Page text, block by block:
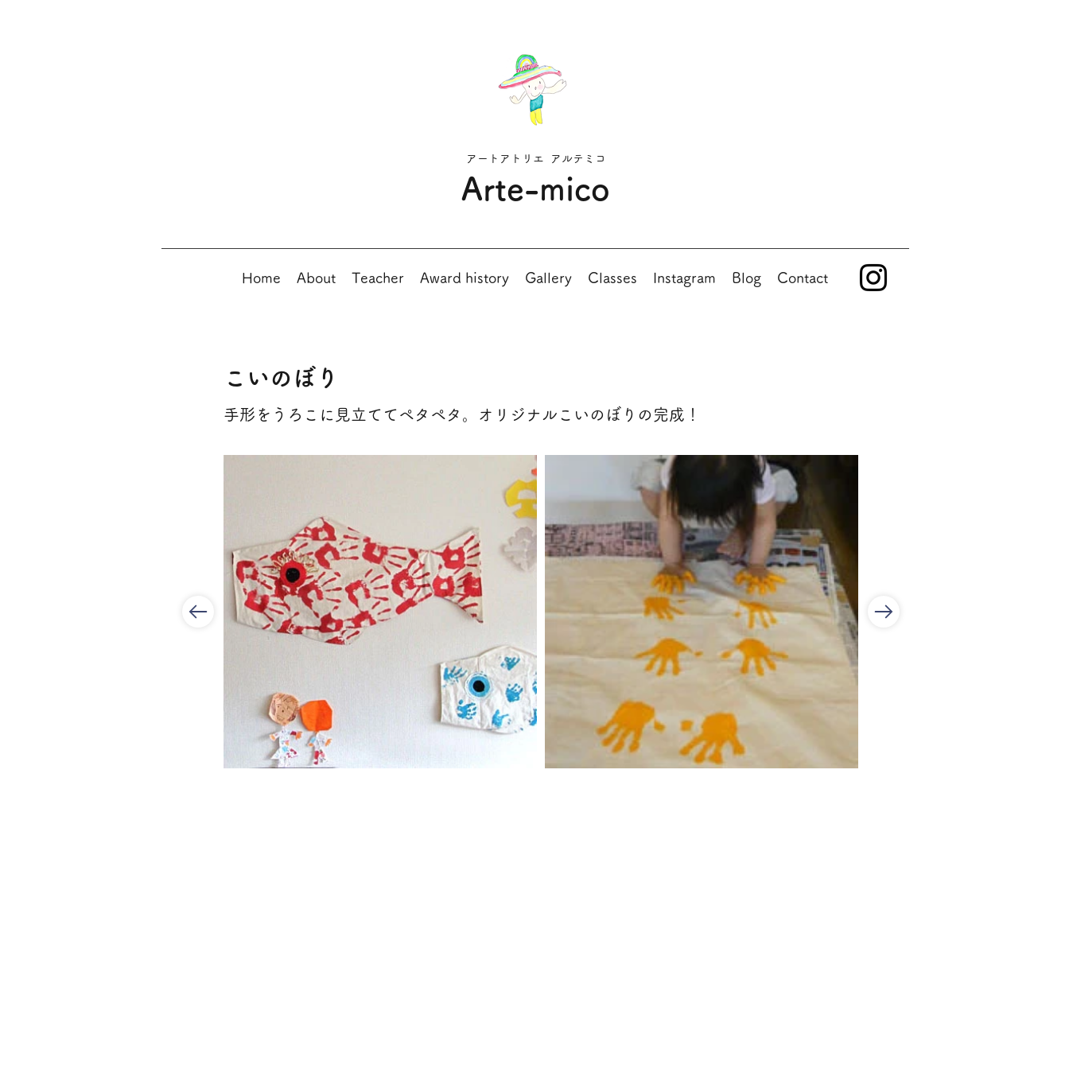
Arte-mico
アートアトリエ アルテミコ
Home About Teacher Award history Gallery Classes Instagram Blog Contact
こいのぼり
手形をうろこに見立ててペタペタ。オリジナルこいのぼりの完成！